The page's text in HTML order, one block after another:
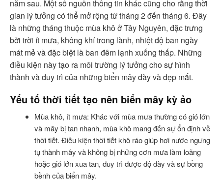
năm sau. Một số nguồn thông tin khác cũng cho rằng thời
gian lý tưởng có thể mở rộng từ tháng 2 đến tháng 6. Đây
là những tháng thuộc mùa khô ở Tây Nguyên, đặc trưng
bởi trời ít mưa, không khí trong lành, nhiệt độ ban ngày
mát mẻ và đặc biệt là ban đêm lạnh xuống thấp. Những
điều kiện này tạo ra môi trường lý tưởng cho sự hình
thành và duy trì của những biển mây dày và đẹp mắt.
Yếu tố thời tiết tạo nên biển mây kỳ ảo
Mùa khô, ít mưa: Khác với mùa mưa thường có gió lớn
và mây bị tan nhanh, mùa khô mang đến sự ổn định về
thời tiết. Điều kiện thời tiết khô ráo giúp hơi nước ngưng
tụ thành mây và không bị những cơn mưa làm loãng
hoặc gió lớn xua tan, duy trì được độ dày và sự bồng
bềnh của biển mây.